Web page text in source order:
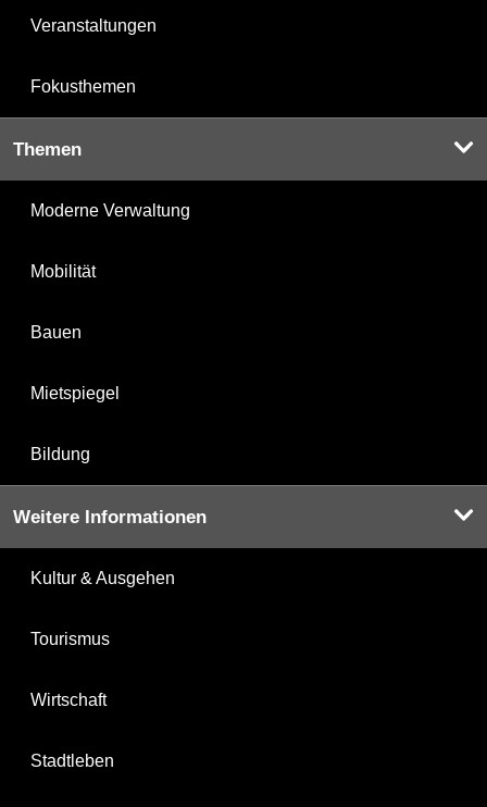
Veranstaltungen
Fokusthemen
Themen
Moderne Verwaltung
Mobilität
Bauen
Mietspiegel
Bildung
Weitere Informationen
Kultur & Ausgehen
Tourismus
Wirtschaft
Stadtleben